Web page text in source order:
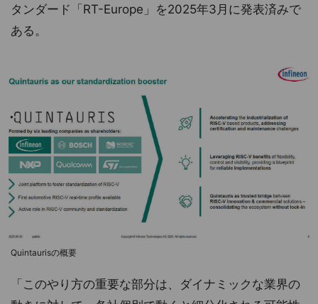
タンダード「RT-Europe」を2025年3月に発表済みで
ある。
Quintaurisの概要
「このやり方の重要な部分は、ダイナミックな業界の